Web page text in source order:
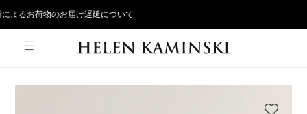
るお荷物のお届け遅延について